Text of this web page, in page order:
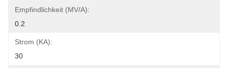
Empfindlichkeit (mV/A):
0.2
Strom (KA):
30